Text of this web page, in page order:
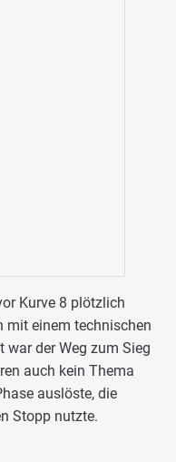
Kurve 8 plötzlich
mit einem technischen
war der Weg zum Sieg
auch kein Thema
auslöste, die
Stopp nutzte.